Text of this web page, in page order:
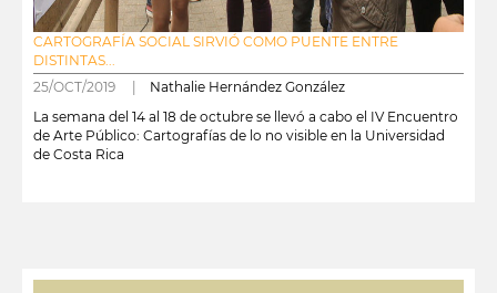
CARTOGRAFÍA SOCIAL SIRVIÓ COMO PUENTE ENTRE
DISTINTAS...
25/OCT/2019 | Nathalie Hernández González
La semana del 14 al 18 de octubre se llevó a cabo el IV Encuentro
de Arte Público: Cartografías de lo no visible en la Universidad
de Costa Rica